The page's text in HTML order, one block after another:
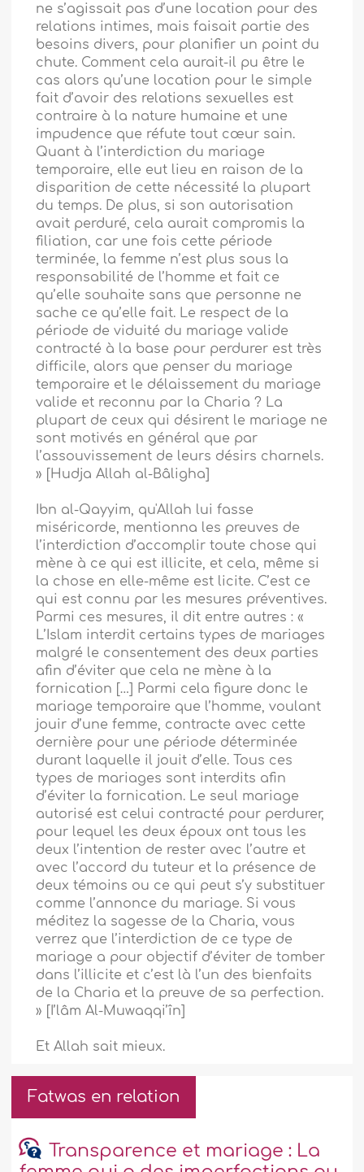
ne s’agissait pas d’une location pour des
relations intimes, mais faisait partie des
besoins divers, pour planifier un point du
chute. Comment cela aurait-il pu être le
cas alors qu’une location pour le simple
fait d’avoir des relations sexuelles est
contraire à la nature humaine et une
impudence que réfute tout cœur sain.
Quant à l’interdiction du mariage
temporaire, elle eut lieu en raison de la
disparition de cette nécessité la plupart
du temps. De plus, si son autorisation
avait perduré, cela aurait compromis la
filiation, car une fois cette période
terminée, la femme n’est plus sous la
responsabilité de l’homme et fait ce
qu’elle souhaite sans que personne ne
sache ce qu’elle fait. Le respect de la
période de viduité du mariage valide
contracté à la base pour perdurer est très
difficile, alors que penser du mariage
temporaire et le délaissement du mariage
valide et reconnu par la Charia ? La
plupart de ceux qui désirent le mariage ne
sont motivés en général que par
l’assouvissement de leurs désirs charnels.
» [Hudja Allah al-Bâligha]
Ibn al-Qayyim, qu'Allah lui fasse
miséricorde, mentionna les preuves de
l’interdiction d’accomplir toute chose qui
mène à ce qui est illicite, et cela, même si
la chose en elle-même est licite. C’est ce
qui est connu par les mesures préventives.
Parmi ces mesures, il dit entre autres : «
L’Islam interdit certains types de mariages
malgré le consentement des deux parties
afin d’éviter que cela ne mène à la
fornication […] Parmi cela figure donc le
mariage temporaire que l’homme, voulant
jouir d’une femme, contracte avec cette
dernière pour une période déterminée
durant laquelle il jouit d’elle. Tous ces
types de mariages sont interdits afin
d’éviter la fornication. Le seul mariage
autorisé est celui contracté pour perdurer,
pour lequel les deux époux ont tous les
deux l’intention de rester avec l’autre et
avec l’accord du tuteur et la présence de
deux témoins ou ce qui peut s’y substituer
comme l’annonce du mariage. Si vous
méditez la sagesse de la Charia, vous
verrez que l’interdiction de ce type de
mariage a pour objectif d’éviter de tomber
dans l’illicite et c’est là l’un des bienfaits
de la Charia et la preuve de sa perfection.
» [I’lâm Al-Muwaqqi’în]
Et Allah sait mieux.
Fatwas en relation
Transparence et mariage : La